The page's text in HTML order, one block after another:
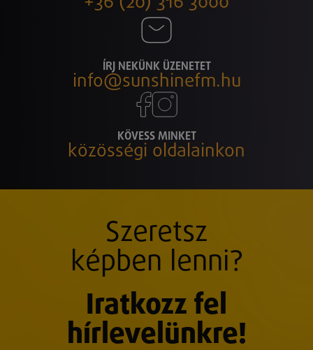
ÍRJ NEKÜNK ÜZENETET
info@sunshinefm.hu
KÖVESS MINKET
közösségi oldalainkon
Szeretsz
képben lenni?
Iratkozz fel
hírlevelünkre!